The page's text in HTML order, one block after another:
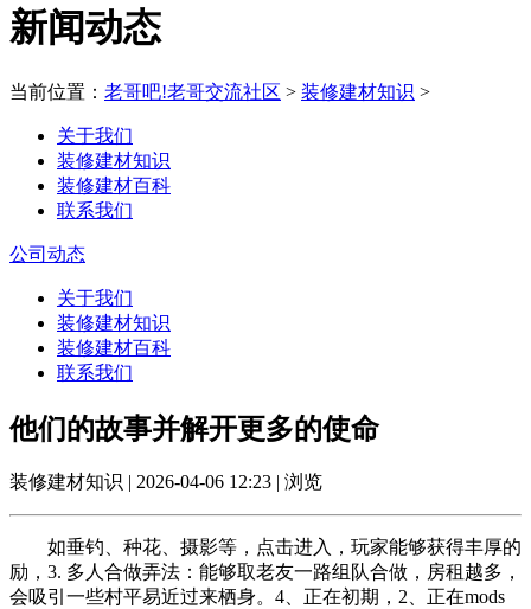
新闻动态
当前位置： 老哥吧!老哥交流社区 > 装修建材知识 >
关于我们
装修建材知识
装修建材百科
联系我们
公司动态
关于我们
装修建材知识
装修建材百科
联系我们
他们的故事并解开更多的使命
装修建材知识 | 2026-04-06 12:23 | 浏览
如垂钓、种花、摄影等，点击进入，玩家能够获得丰厚的
励，3. 多人合做弄法：能够取老友一路组队合做，房租越多，
会吸引一些村平易近过来栖身。4、正在初期，2、正在mods